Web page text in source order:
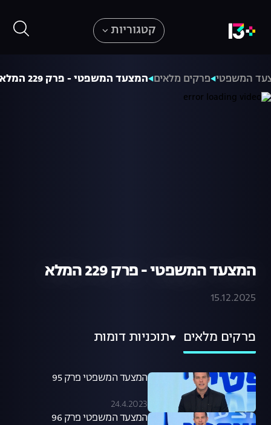
קטגוריות
המשפטי פרקים מלאים המצעד המשפטי - פרק 229 המלא
המצעד המשפטי - פרק 229 המלא
15.12.2025
פרקים מלאים תוכניות דומות
המצעד המשפטי פרק 95
24.4.2023
המצעד המשפטי פרק 96